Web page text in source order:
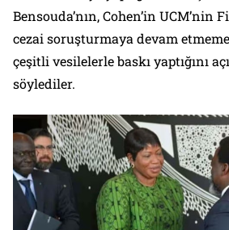
Bensouda’nın, Cohen’in UCM’nin
cezai soruşturmaya devam
çeşitli vesilelerle baskı yaptığını
söylediler.